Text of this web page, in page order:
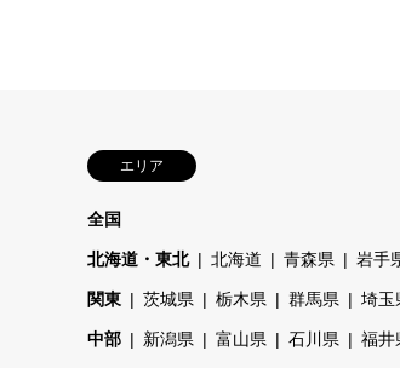
エリア
全国
北海道・東北 北海道 青森県 岩手
関東 茨城県 栃木県 群馬県 埼玉
中部 新潟県 富山県 石川県 福井